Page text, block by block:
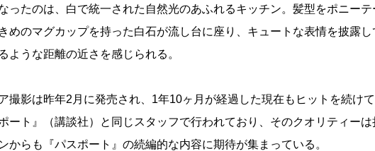
ったのは、白で統一された自然光のあふれるキッチン。髪型をポニーテ
めのマグカップを持った白石が流し台に座り、キュートな表情を披露し
ような距離の近さを感じられる。
撮影は昨年2月に発売され、1年10ヶ月が経過した現在もヒットを続け
ート』（講談社）と同じスタッフで行われており、そのクオリティーは
からも『パスポート』の続編的な内容に期待が集まっている。